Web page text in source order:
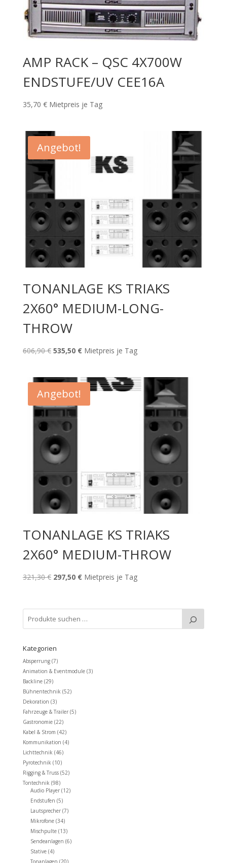
AMP RACK – QSC 4X700W
ENDSTUFE/UV CEE16A
35,70 € Mietpreis je Tag
Angebot!
TONANLAGE KS TRIAKS
2X60° MEDIUM-LONG-
THROW
606,90€ Ursprünglicher
606,90 €
535,50 €Aktueller
535,50 €.
Mietpreis je Tag
Angebot!
TONANLAGE KS TRIAKS
2X60° MEDIUM-THROW
321,30€ Ursprünglicher
321,30 €
297,50 €Aktueller
297,50 €.
Mietpreis je Tag
Kategorien
Absperrung (7)
Animation & Eventmodule (3)
Backline (29)
Bühnentechnik (52)
Dekoration (3)
Fahrzeuge & Trailer (5)
Gastronomie (22)
Kabel & Strom (42)
Kommunikation (4)
Lichttechnik (46)
Pyrotechnik (10)
Rigging & Truss (52)
Tontechnik (98)
Audio Player (12)
Endstufen (5)
Lautsprecher (7)
Mikrofone (34)
Mischpulte (13)
Sendeanlagen (6)
Stative (4)
Tonanlagen (20)